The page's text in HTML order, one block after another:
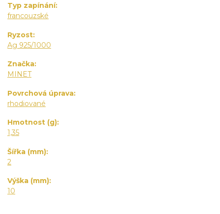
Typ zapínání
francouzské
Ryzost
Ag 925/1000
Značka
MINET
Povrchová úprava
rhodiované
Hmotnost (g)
1,35
Šířka (mm)
2
Výška (mm)
10